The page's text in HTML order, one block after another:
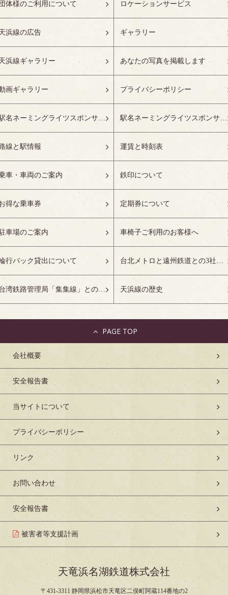
体様のご利用について ロケーションサービス
浜線の広告 ギャラリー
浜線ギャラリー あなたの写真を掲載します
画ギャラリー プライバシーポリシー
駅名ネーミングライツスポンサーの募集開始 駅名ネーミングライツスポンサー紹介
線と駅情報 運賃と時刻表
車・車両のご案内 鉄印について
得な乗車券 定期券について
車場のご案内 車椅子ご利用のお客様へ
行バック貸出について 台北メトロと遠州鉄道との3社友好協定について
台湾鉄路管理局「集集線」との姉妹鉄道協定について 天浜線の歴史
会社概要
安全報告書
当サイトについて
プライバシーポリシー
リンク
お問い合わせ
安全報告書
被害者等支援計画
天竜浜名湖鉄道株式会社
〒431-3311 静岡県浜松市天竜区二俣町阿蔵114番地の2
PAGE TOP